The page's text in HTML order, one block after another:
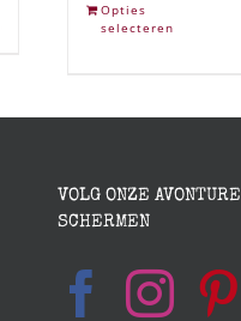
Opties
selecteren
VOLG ONZE
SCHERMEN